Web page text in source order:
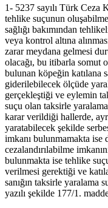
1- 5237 sayılı Türk Ceza
tehlike suçunun
sağlığı bakımından
veya kontrol altına
zarar meydana gelmesi
olacağı, bu itibarla somut
bulunan köpeğin katılana
giderilebilecek ölçüde
gerçekleştiği ve eylemin
suçu olan taksirle yaralama
karar verildiği hallerde,
yaratabilecek şekilde
imkanı bulunmamakta ise
cezalandırılabilme
bulunmakta ise tehlike
verilmesi gerektiği ve
sanığın taksirle yaralama
yazılı şekilde 177/1.